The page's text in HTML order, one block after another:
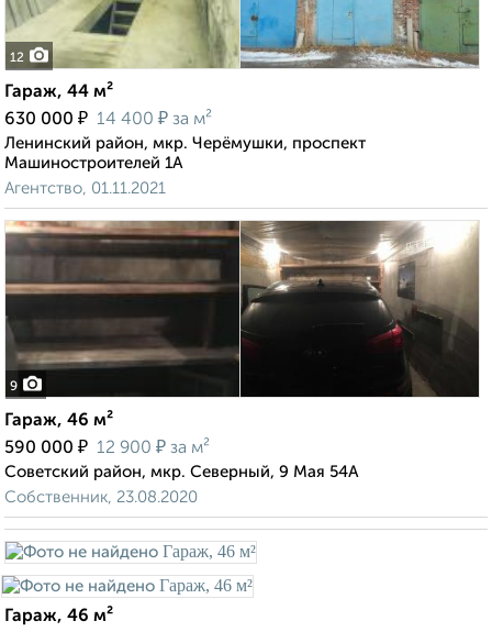
12
Гараж, 44 м²
630 000 ₽ 14 400 ₽ за м²
Ленинский район, мкр. Черёмушки, проспект
Машиностроителей 1А
Агентство, 01.11.2021
9
Гараж, 46 м²
590 000 ₽ 12 900 ₽ за м²
Советский район, мкр. Северный, 9 Мая 54А
Собственник, 23.08.2020
Гараж, 46 м²